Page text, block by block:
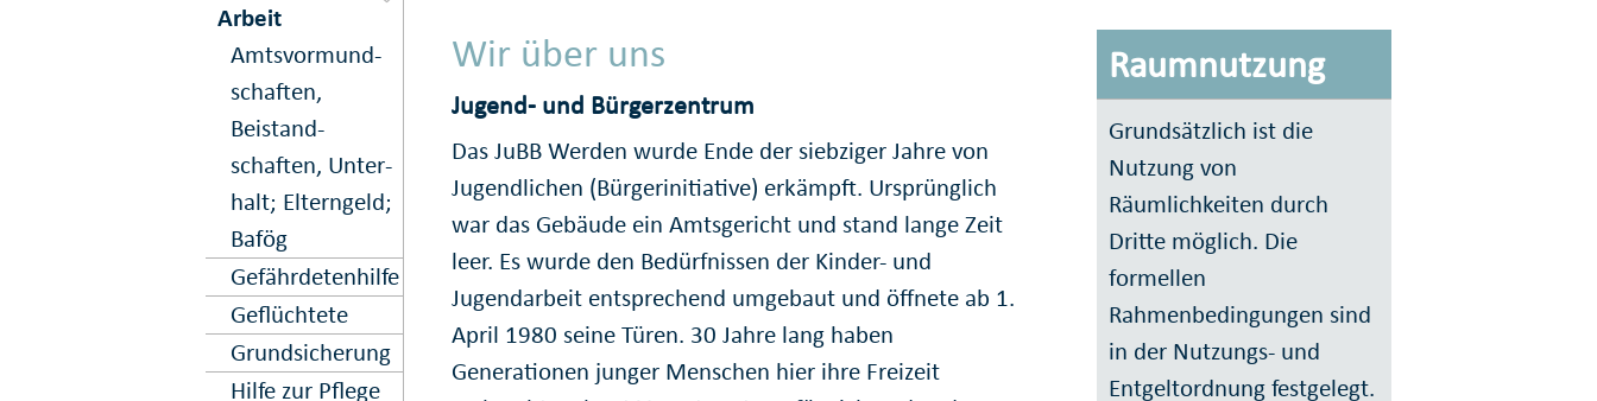
Arbeit
Amts­vormund­
schaften,
Beistand­
schaften, Unter­
halt; Eltern­geld;
Bafög
Gefährdeten­hilfe
Geflüchtete
Grund­sicherung
Hilfe zur Pflege
Wir über uns
Jugend- und Bürgerzentrum
Das JuBB Werden wurde Ende der siebziger Jahre von
Jugendlichen (Bürgerinitiative) erkämpft. Ursprünglich
war das Gebäude ein Amtsgericht und stand lange Zeit
leer. Es wurde den Bedürfnissen der Kinder- und
Jugendarbeit entsprechend umgebaut und öffnete ab 1.
April 1980 seine Türen. 30 Jahre lang haben
Generationen junger Menschen hier ihre Freizeit
Raumnutzung
Grundsätzlich ist die
Nutzung von
Räumlichkeiten durch
Dritte möglich. Die
formellen
Rahmenbedingungen sind
in der Nutzungs- und
Entgeltordnung festgelegt.